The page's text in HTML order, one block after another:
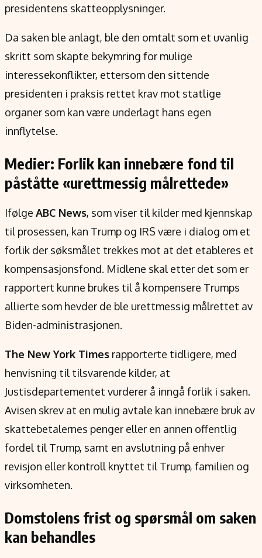
presidentens skatteopplysninger.
Da saken ble anlagt, ble den omtalt som et uvanlig
skritt som skapte bekymring for mulige
interessekonflikter, ettersom den sittende
presidenten i praksis rettet krav mot statlige
organer som kan være underlagt hans egen
innflytelse.
Medier: Forlik kan innebære fond til
påståtte «urettmessig målrettede»
Ifølge ABC News, som viser til kilder med kjennskap
til prosessen, kan Trump og IRS være i dialog om et
forlik der søksmålet trekkes mot at det etableres et
kompensasjonsfond. Midlene skal etter det som er
rapportert kunne brukes til å kompensere Trumps
allierte som hevder de ble urettmessig målrettet av
Biden-administrasjonen.
The New York Times rapporterte tidligere, med
henvisning til tilsvarende kilder, at
Justisdepartementet vurderer å inngå forlik i saken.
Avisen skrev at en mulig avtale kan innebære bruk av
skattebetalernes penger eller en annen offentlig
fordel til Trump, samt en avslutning på enhver
revisjon eller kontroll knyttet til Trump, familien og
virksomheten.
Domstolens frist og spørsmål om saken
kan behandles